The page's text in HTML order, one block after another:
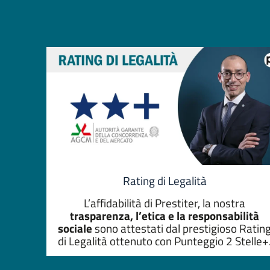
personale
mia difficoltà nel
impegno .. giudizio
Daniela P. 11 days ago È la seconda volta che mi rivolgo
a Prestiter per
veloci la pratica è
mie esigenze.
pronto all’ascolto delle
spiegazioni in casi di
Michela che ringrazio
Maria luisa C. Maria luisa C. 11
Sarà Pezzano è stato
ligiò e professionale.
: una empatia che la
costante presenza e
degli Utenti, nel
cui la ringrazio e di cui
Rating di Legalità
L’affidabilità di Prestiter, la nostra
trasparenza, l’etica e la responsabilità
socialesono attestati dal prestigioso
di Legalità ottenuto con Punteggio 2 Stelle+.